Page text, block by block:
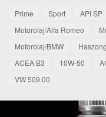
Prime Sport API SP
Motorolaj/Alfa Romeo
Motorolaj/BMW
ACEA B3
10W-50
VW 509.00